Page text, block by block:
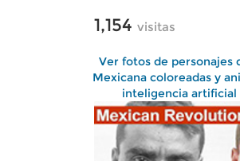
1,154 visitas
Ver fotos de personajes
Mexicana coloreadas y
inteligencia artificial